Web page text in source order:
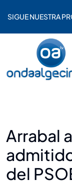
SIGUE NUESTRA
Arrabal
del